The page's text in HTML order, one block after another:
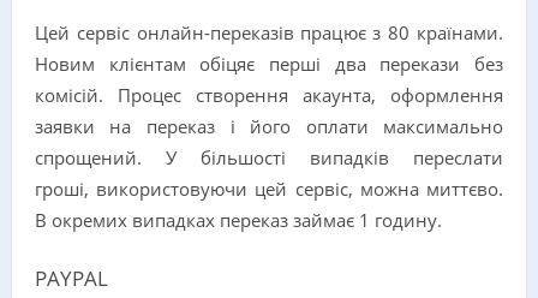
Цей сервіс онлайн-переказів працює з 80 країнами.
Новим клієнтам обіцяє перші два перекази без
комісій. Процес створення акаунта, оформлення
заявки на переказ і його оплати максимально
спрощений. У більшості випадків переслати
гроші, використовуючи цей сервіс, можна миттєво.
В окремих випадках переказ займає 1 годину.
PAYPAL